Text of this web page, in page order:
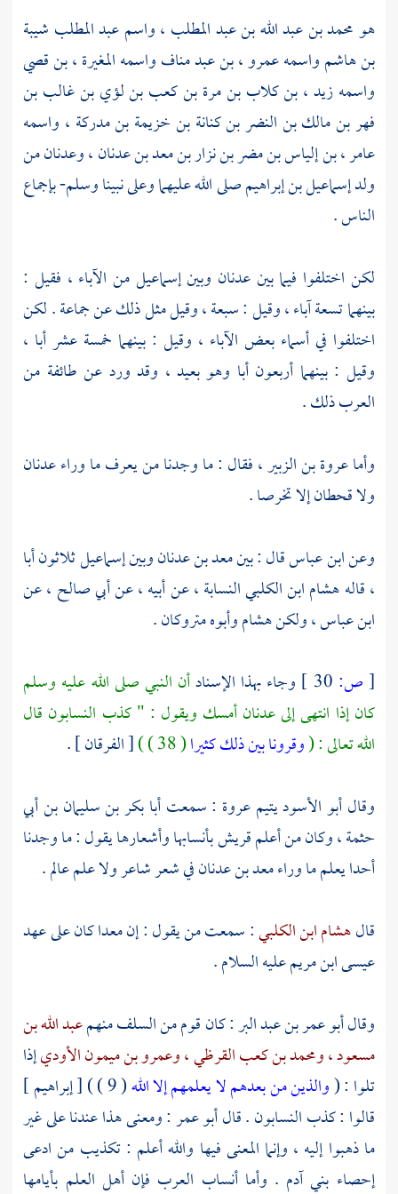
هومحمد بن عبد الله بن عبد المطلب ،واسمعبد المطلب شيبة
بن هاشمواسمهعمرو ، بن عبد منافواسمهالمغيرة ، بن قصي
واسمهزيد ، بن كلاب بن مرة بن كعب بن لؤي بن غالب بن
فهر بن مالك بن النضر بن كنانة بن خزيمة بن مدركة ، واسمه
عامر ، بن إلياس بن مضر بن نزار بن معد بن عدنان ،وعدنانمن
ولدإسماعيل بن إبراهيمصلى الله عليهما وعلى نبينا وسلم- بإجماع
الناس .
لكن اختلفوا فيما بينعدنان وبينإسماعيلمن الآباء ، فقيل :
بينهما تسعة آباء ، وقيل : سبعة ، وقيل مثل ذلك عن جماعة . لكن
اختلفوا في أسماء بعض الآباء ، وقيل : بينهما خمسة عشر أبا ،
وقيل : بينهما أربعون أبا وهو بعيد ، وقد ورد عن طائفة من
العرب ذلك .
وأماعروة بن الزبير ،فقال : ما وجدنا من يعرف ما وراءعدنان
ولاقحطانإلا تخرصا .
وعنابن عباسقال : بينمعد بن عدنانوبينإسماعيلثلاثون أبا
، قالههشام ابن الكلبي النسابة ،عن أبيه ، عنأبي صالح ،عن
ابن عباس ،ولكنهشاموأبوه متروكان .
[ص: وجاء بهذا الإسنادأن النبي صلى الله عليه وسلم
كان إذا انتهى إلىعدنانأمسك ويقول : " كذب النسابون قال
الله تعالى : (وقرونا بين ذلك كثيرا( 38 ) )
[ الفرقان ] .
وقالأبو الأسوديتيمعروة : سمعتأبا بكر بن سليمان بن أبي
حثمة ،وكان من أعلمقريشبأنسابها وأشعارها يقول : ما وجدنا
أحدا يعلم ما وراءمعد بن عدنانفي شعر شاعر ولا علم عالم .
قالهشام ابن الكلبي: سمعت من يقول : إنمعداكان على عهد
عيسى ابن مريمعليه السلام .
وقالأبو عمر بن عبد البر: كان قوم من السلف منهمعبد الله بن
مسعود ،ومحمد بن كعب القرظي ،وعمرو بن ميمون الأوديإذا
تلوا : (والذين من بعدهم لا يعلمهم إلا الله
( 9 ) ) [ إبراهيم ]
قالوا : كذب النسابون . قالأبو عمر: ومعنى هذا عندنا على غير
ما ذهبوا إليه ، وإنما المعنى فيها والله أعلم : تكذيب من ادعى
إحصاء بني آدم . وأما أنساب العرب فإن أهل العلم بأيامها